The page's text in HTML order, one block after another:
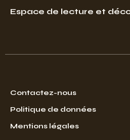
Espace de lecture et
Contactez-nous
Politique de données
Mentions légales